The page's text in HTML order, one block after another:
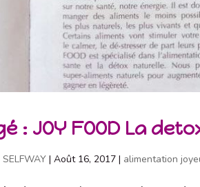
: JOY FOOD La
SELFWAY |Août 16, 2017 | alimentation